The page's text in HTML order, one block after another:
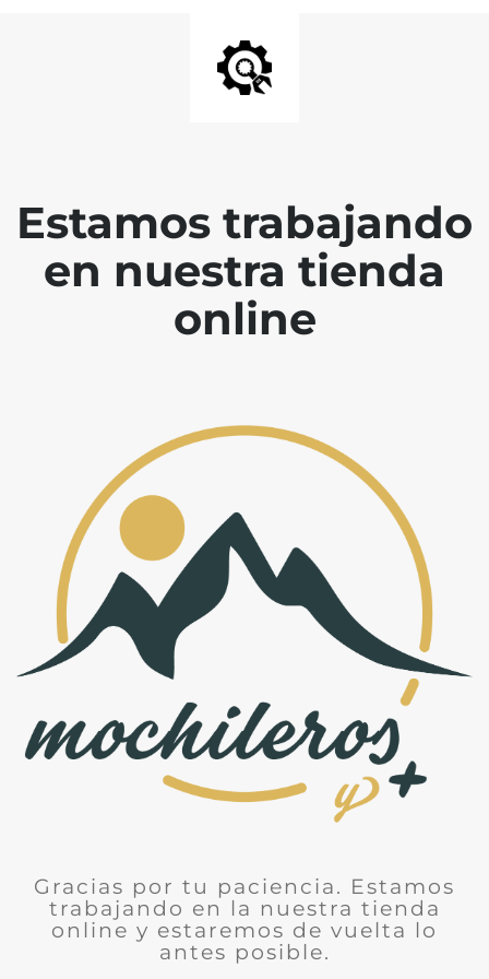
Estamos trabajando
en nuestra tienda
online
Gracias por tu paciencia. Estamos
trabajando en la nuestra tienda
online y estaremos de vuelta lo
antes posible.